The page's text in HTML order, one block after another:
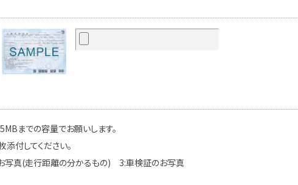
までの容量でお願いします。
付してください。
写真(走行距離の分かるもの) 3:車検証のお写真